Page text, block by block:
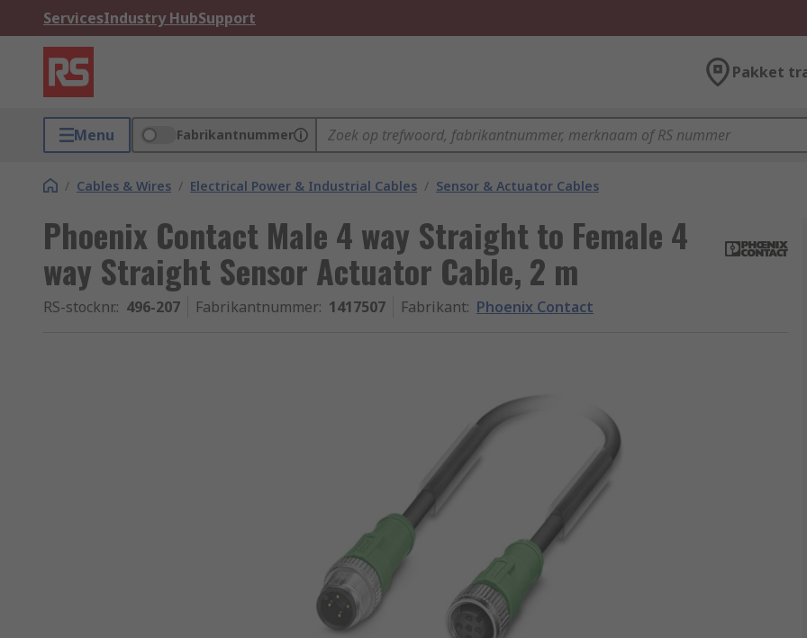
ServicesIndustry HubSupport
Pakket
Menu Fabrikantnummer
/ Cables & Wires / Electrical Power & Industrial Cables / Sensor & Actuator Cables
Phoenix Contact Male 4 way Straight to Female 4
way Straight Sensor Actuator Cable, 2 m
RS-stocknr.: 496-207 Fabrikantnummer: 1417507 Fabrikant: Phoenix Contact